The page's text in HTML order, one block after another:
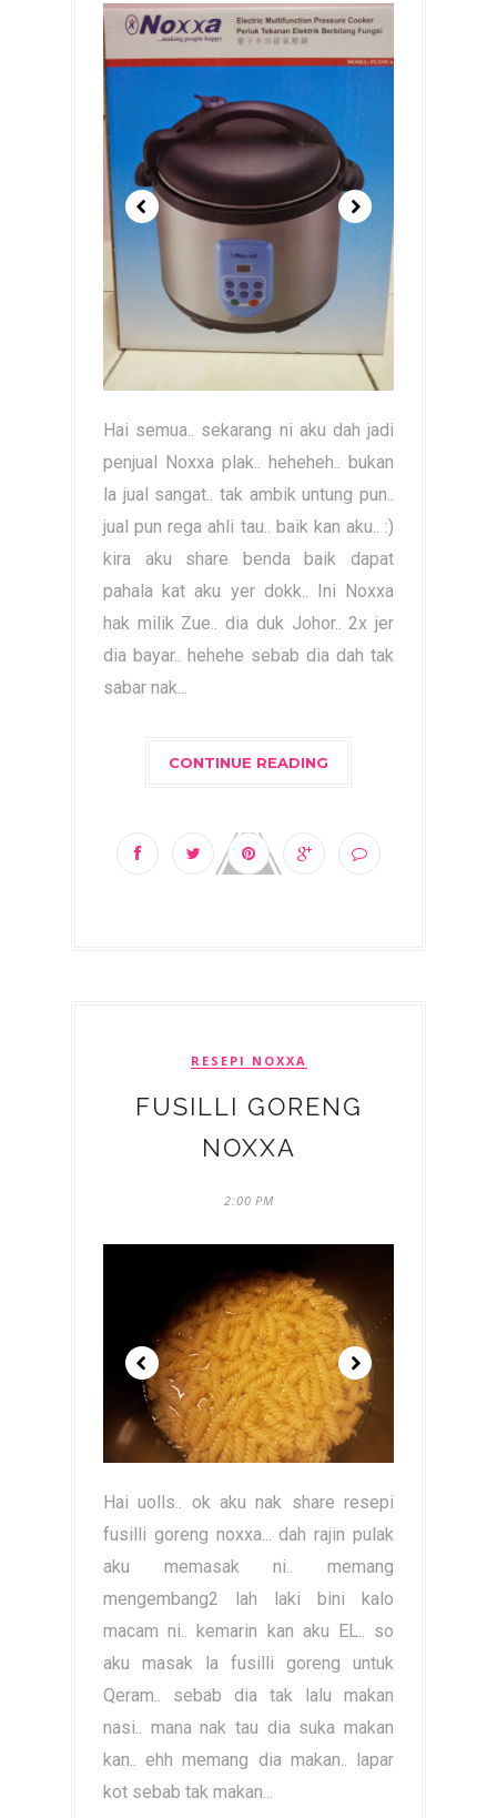
Hai semua.. sekarang ni aku dah jadi
penjual Noxxa plak.. heheheh.. bukan
la jual sangat.. tak ambik untung pun..
jual pun rega ahli tau.. baik kan aku.. :)
kira aku share benda baik dapat
pahala kat aku yer dokk.. Ini Noxxa
hak milik Zue.. dia duk Johor.. 2x jer
dia bayar.. hehehe sebab dia dah tak
sabar nak...
CONTINUE READING
RESEPI NOXXA
FUSILLI GORENG
NOXXA
2:00 PM
Hai uolls.. ok aku nak share resepi
fusilli goreng noxxa... dah rajin pulak
aku memasak ni.. memang
mengembang2 lah laki bini kalo
macam ni.. kemarin kan aku EL.. so
aku masak la fusilli goreng untuk
Qeram.. sebab dia tak lalu makan
nasi.. mana nak tau dia suka makan
kan.. ehh memang dia makan.. lapar
kot sebab tak makan...